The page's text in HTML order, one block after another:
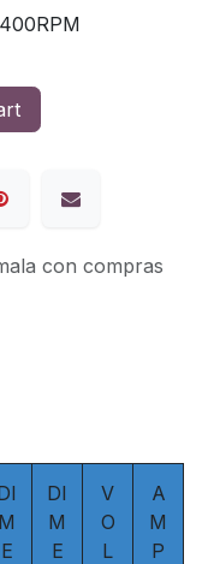
con compras
M
E
DI
M
E
V
O
L
A
M
P